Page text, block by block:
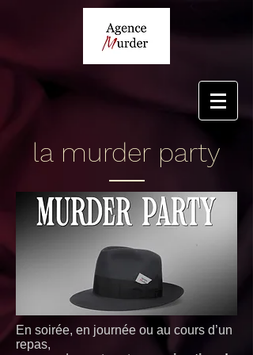
la murder party
En soirée, en journée ou au cours d’un
repas,